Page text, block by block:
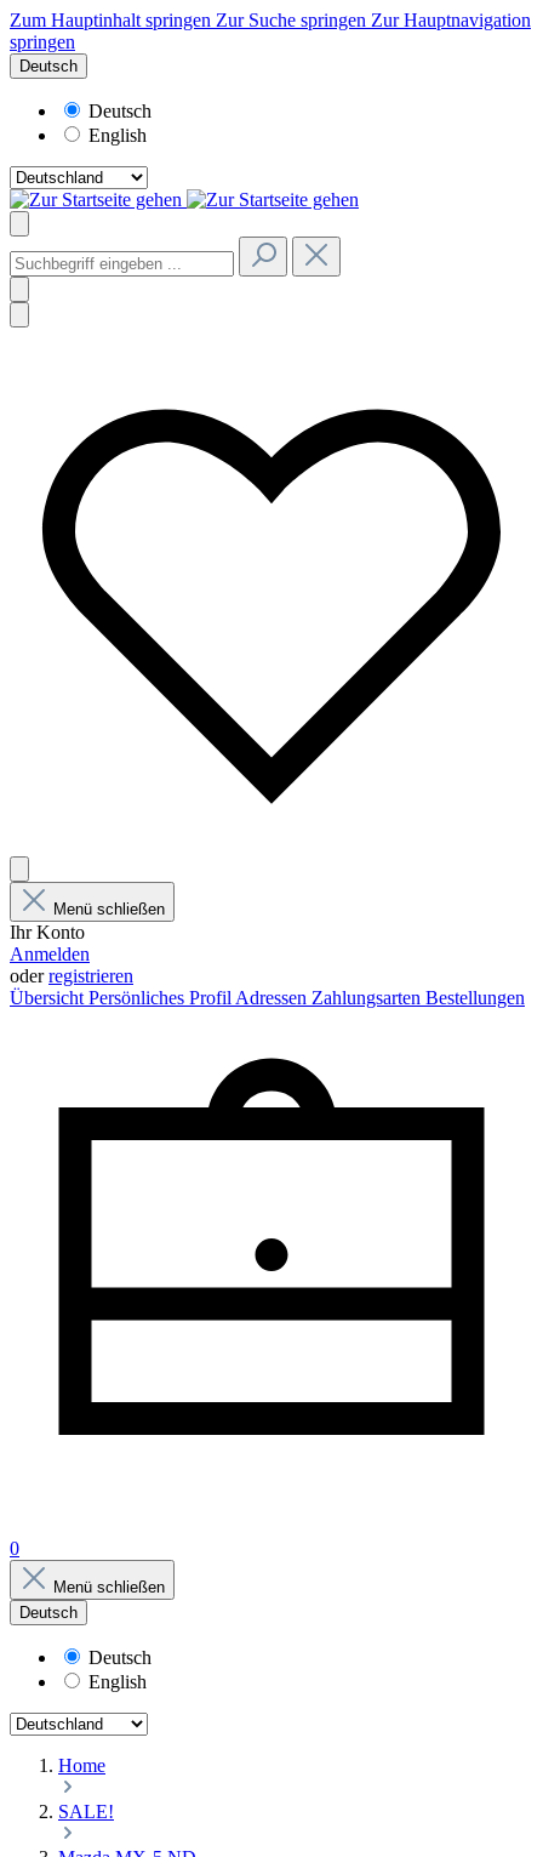
Zum Hauptinhalt springen Zur Suche springen Zur Hauptnavigation
springen
Deutsch
Deutsch
English
Menü schließen
Ihr Konto
Anmelden
oderregistrieren
Übersicht Persönliches Profil Adressen Zahlungsarten Bestellungen
0
Menü schließen
Deutsch
Deutsch
English
Home
SALE!